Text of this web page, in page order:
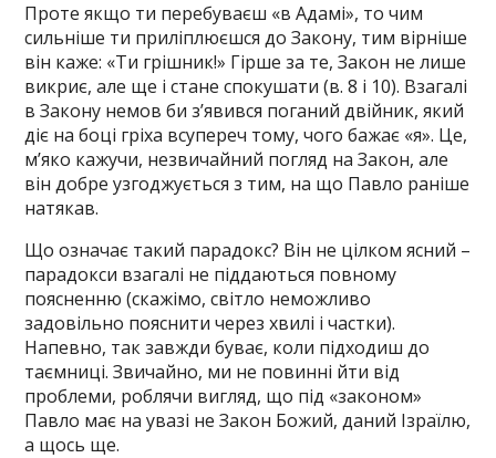
Проте якщо ти перебуваєш «в Адамі», то чим
сильніше ти приліплюєшся до Закону, тим вірніше
він каже: «Ти грішник!» Гірше за те, Закон не лише
викриє, але ще і стане спокушати (в. 8 і 10). Взагалі
в Закону немов би з’явився поганий двійник, який
діє на боці гріха всупереч тому, чого бажає «я». Це,
м’яко кажучи, незвичайний погляд на Закон, але
він добре узгоджується з тим, на що Павло раніше
натякав.
Що означає такий парадокс? Він не цілком ясний –
парадокси взагалі не піддаються повному
поясненню (скажімо, світло неможливо
задовільно пояснити через хвилі і частки).
Напевно, так завжди буває, коли підходиш до
таємниці. Звичайно, ми не повинні йти від
проблеми, роблячи вигляд, що під «законом»
Павло має на увазі не Закон Божий, даний Ізраїлю,
а щось ще.